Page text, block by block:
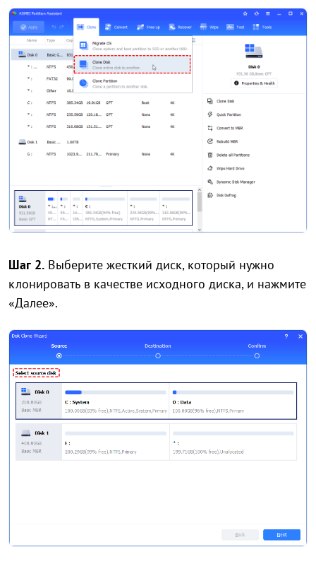
Шаг 2. Выберите жесткий диск, который нужно
клонировать в качестве исходного диска, и нажмите
«Далее».